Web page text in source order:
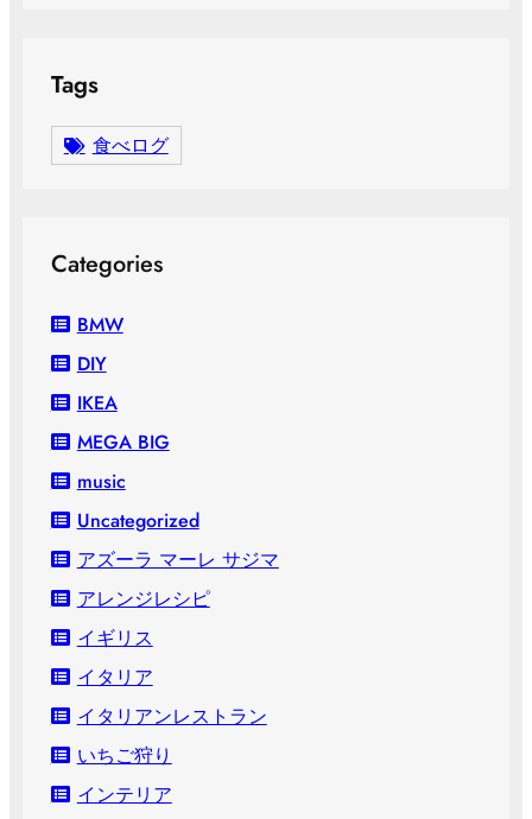
Tags
食べログ
Categories
BMW
DIY
IKEA
MEGA BIG
music
Uncategorized
アズーラ マーレ サジマ
アレンジレシピ
イギリス
イタリア
イタリアンレストラン
いちご狩り
インテリア